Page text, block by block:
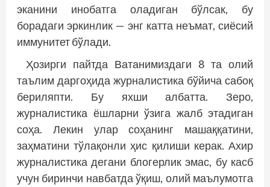
эканини инобатга оладиган бўлсак, бу
борадаги эркинлик — энг катта неъмат, сиёсий
иммунитет бўлади.
Ҳозирги пайтда Ватанимиздаги 8 та олий
таълим даргоҳида журналистика бўйича сабоқ
бериляпти. Бу яхши албатта. Зеро,
журналистика ёшларни ўзига жалб этадиган
соҳа. Лекин улар соҳанинг машаққатини,
заҳматини тўлақонли ҳис қилиши керак. Ахир
журналис­тика дегани блогерлик эмас, бу касб
учун биринчи навбатда ўқиш, олий маълумотга